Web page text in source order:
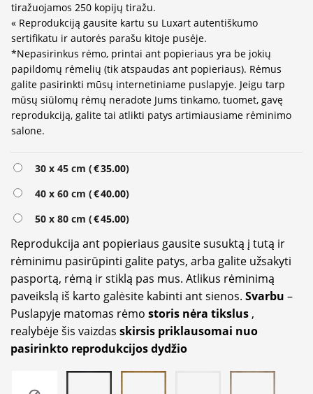
tiražuojamos 250 kopijų tiražu.
« Reprodukciją gausite kartu su Luxart autentiškumo
sertifikatu ir autorės parašu kitoje pusėje.
*Nepasirinkus rėmo, printai ant popieriaus yra be jokių
papildomų rėmelių (tik atspaudas ant popieriaus). Rėmus
galite pasirinkti mūsų internetiniame puslapyje. Jeigu tarp
mūsų siūlomų rėmų neradote Jums tinkamo, tuomet, gavę
reprodukciją, galite tai atlikti patys artimiausiame rėminimo
salone.
30 x 45 cm (€35.00)
40 x 60 cm (€40.00)
50 x 80 cm (€45.00)
Reprodukcija ant popieriaus gausite susuktą į tutą ir
rėminimu pasirūpinti galite patys, arba galite užsakyti
pasportą, rėmą ir stiklą pas mus. Atlikus rėminimą
paveikslą iš karto galėsite kabinti ant sienos. Svarbu –
Puslapyje matomas rėmo storis nėra tikslus,
realybėje šis vaizdas skirsis priklausomai nuo
pasirinkto reprodukcijos dydžio
Alternative: